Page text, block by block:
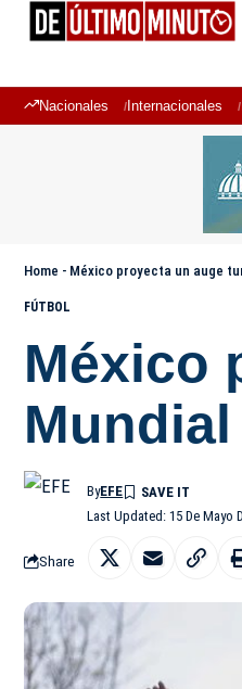
Nacionales Internacionales
Home - México proyecta un auge
FÚTBOL
México
Mundial
Last Updated: 15 De Mayo
ByEFE
Share